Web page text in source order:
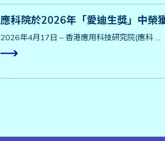
應科院於2026年「愛迪生獎」中榮
2026年4月17日 – 香港應用科技研究院(應科 …